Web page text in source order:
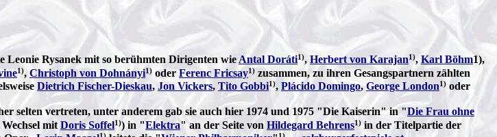
Rysanek mit so berühmten Dirigenten wie Antal Doráti1), Herbert von Karajan1), Karl Böhm1),
1), Christoph von Dohnányi1) oder Ferenc Fricsay1) zusammen, zu ihren Gesangspartnern zählten
Dietrich Fischer-Dieskau, Jon Vickers, Tito Gobbi1), Plácido Domingo,George London1) oder
selten vertreten, unter anderem gab sie auch hier 1974 und 1975 "Die Kaiserin" in "Die Frau ohne
mit Doris Soffel1)) in "Elektra" an der Seite von Hildegard Behrens1)in der Titelpartie der
1) 1)